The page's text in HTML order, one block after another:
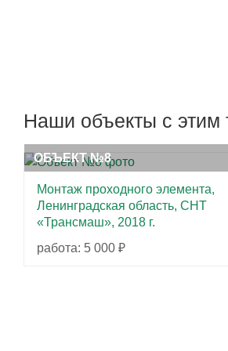
Наши объекты с этим
ОБЪЕКТ №8
Монтаж проходного элемента,
Ленинградская область, СНТ
«Трансмаш», 2018 г.
работа: 5 000 ₽